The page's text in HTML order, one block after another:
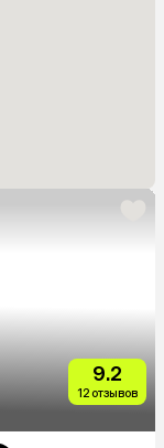
9.2
12 отзывов